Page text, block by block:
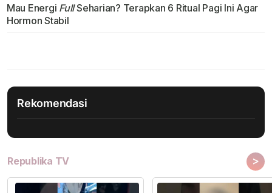
Mau Energi FullSeharian? Terapkan 6 Ritual Pagi Ini Agar
Hormon Stabil
Rekomendasi
Republika TV >